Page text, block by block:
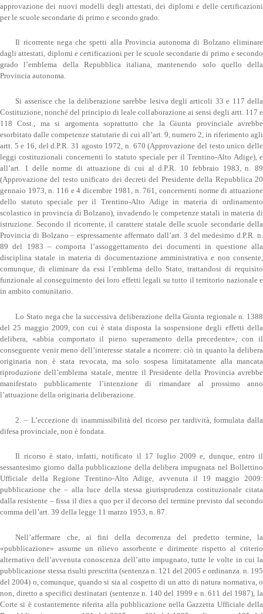
approvazione dei nuovi modelli degli attestati, dei diplomi e delle certificazioni
per le scuole secondarie di primo e secondo grado.
Il ricorrente nega che spetti alla Provincia autonoma di Bolzano eliminare
dagli attestati, diplomi e certificazioni per le scuole secondarie di primo e secondo
grado l’emblema della Repubblica italiana, mantenendo solo quello della
Provincia autonoma.
Si asserisce che la deliberazione sarebbe lesiva degli articoli 33 e 117 della
Costituzione, nonché del principio di leale collaborazione ai sensi degli artt. 117 e
118 Cost., ma si argomenta soprattutto che la Giunta provinciale avrebbe
esorbitato dalle competenze statutarie di cui all’art. 9, numero 2, in riferimento agli
artt. 5 e 16, del d.P.R. 31 agosto 1972, n. 670 (Approvazione del testo unico delle
leggi costituzionali concernenti lo statuto speciale per il Trentino-Alto Adige), e
all’art. 1 delle norme di attuazione di cui al d.P.R. 10 febbraio 1983, n. 89
(Approvazione del testo unificato dei decreti del Presidente della Repubblica 20
gennaio 1973, n. 116 e 4 dicembre 1981, n. 761, concernenti norme di attuazione
dello statuto speciale per il Trentino-Alto Adige in materia di ordinamento
scolastico in provincia di Bolzano), invadendo le competenze statali in materia di
istruzione. Secondo il ricorrente, il carattere statale delle scuole secondarie della
Provincia di Bolzano – espressamente affermato dall’art. 3 del medesimo d.P.R. n.
89 del 1983 – comporta l’assoggettamento dei documenti in questione alla
disciplina statale in materia di documentazione amministrativa e non consente,
comunque, di eliminare da essi l’emblema dello Stato, trattandosi di requisito
funzionale al conseguimento dei loro effetti legali su tutto il territorio nazionale e
in ambito comunitario.
Lo Stato nega che la successiva deliberazione della Giunta regionale n. 1388
del 25 maggio 2009, con cui è stata disposta la sospensione degli effetti della
delibera, «abbia comportato il pieno superamento della precedente», con il
conseguente venir meno dell’interesse statale a ricorrere: ciò in quanto la delibera
originaria non è stata revocata, ma solo sospesa limitatamente alla mancata
riproduzione dell’emblema statale, mentre il Presidente della Provincia avrebbe
manifestato pubblicamente l’intenzione di rimandare al prossimo anno
l’attuazione della originaria deliberazione.
2. – L’eccezione di inammissibilità del ricorso per tardività, formulata dalla
difesa provinciale, non è fondata.
Il ricorso è stato, infatti, notificato il 17 luglio 2009 e, dunque, entro il
sessantesimo giorno dalla pubblicazione della delibera impugnata nel Bollettino
Ufficiale della Regione Trentino-Alto Adige, avvenuta il 19 maggio 2009:
pubblicazione che – alla luce della stessa giurisprudenza costituzionale citata
dalla resistente – fissa il dies a quo per il decorso del termine previsto dal secondo
comma dell’art. 39 della legge 11 marzo 1953, n. 87.
Nell’affermare che, ai fini della decorrenza del predetto termine, la
«pubblicazione» assume un rilievo assorbente e dirimente rispetto al criterio
alternativo dell’avvenuta conoscenza dell’atto impugnato, tutte le volte in cui la
pubblicazione stessa risulti prescritta (sentenza n. 121 del 2005 e ordinanza. n. 195
del 2004) o, comunque, quando si sia al cospetto di un atto di natura normativa, o
non, diretto a specifici destinatari (sentenze n. 140 del 1999 e n. 611 del 1987), la
Corte si è costantemente riferita alla pubblicazione nella Gazzetta Ufficiale della